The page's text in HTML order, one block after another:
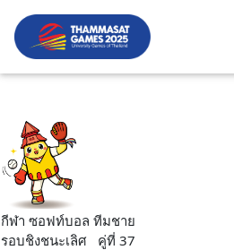
กีฬา ซอฟท์บอล ทีมชาย
รอบชิงชนะเลิศ คู่ที่ 37